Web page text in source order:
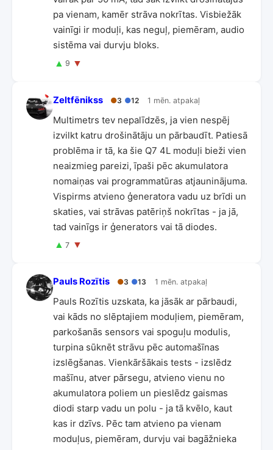
pa vienam, kamēr strāva nokrītas. Visbiežāk
vainīgi ir moduļi, kas neguļ, piemēram, audio
sistēma vai durvju bloks.
▲ 9 ▼
Zeltfēnikss ●3 ●12 1 mēn. atpakaļ
Multimetrs tev nepalīdzēs, ja vien nespēj
izvilkt katru drošinātāju un pārbaudīt. Patiesā
problēma ir tā, ka šie Q7 4L moduļi bieži vien
neaizmieg pareizi, īpaši pēc akumulatora
nomaiņas vai programmatūras atjauninājuma.
Vispirms atvieno ģeneratora vadu uz brīdi un
skaties, vai strāvas patēriņš nokrītas - ja jā,
tad vainīgs ir ģenerators vai tā diodes.
▲ 7 ▼
Pauls Rozītis ●3 ●13 1 mēn. atpakaļ
Pauls Rozītis uzskata, ka jāsāk ar pārbaudi,
vai kāds no slēptajiem moduļiem, piemēram,
parkošanās sensors vai spoguļu modulis,
turpina sūknēt strāvu pēc automašīnas
izslēgšanas. Vienkāršākais tests - izslēdz
mašīnu, atver pārsegu, atvieno vienu no
akumulatora poliem un pieslēdz gaismas
diodi starp vadu un polu - ja tā kvēlo, kaut
kas ir dzīvs. Pēc tam atvieno pa vienam
moduļus, piemēram, durvju vai bagāžnieka